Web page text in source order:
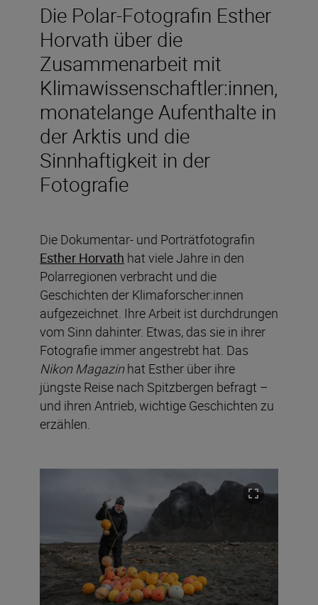
Die Polar-Fotografin Esther
Horvath über die
Zusammenarbeit mit
Klimawissenschaftler:innen,
monatelange Aufenthalte in
der Arktis und die
Sinnhaftigkeit in der
Fotografie
Die Dokumentar- und Porträtfotografin
Esther Horvath hat viele Jahre in den
Polarregionen verbracht und die
Geschichten der Klimaforscher:innen
aufgezeichnet. Ihre Arbeit ist durchdrungen
vom Sinn dahinter. Etwas, das sie in ihrer
Fotografie immer angestrebt hat. Das
Nikon Magazinhat Esther über ihre
jüngste Reise nach Spitzbergen befragt –
und ihren Antrieb, wichtige Geschichten zu
erzählen.